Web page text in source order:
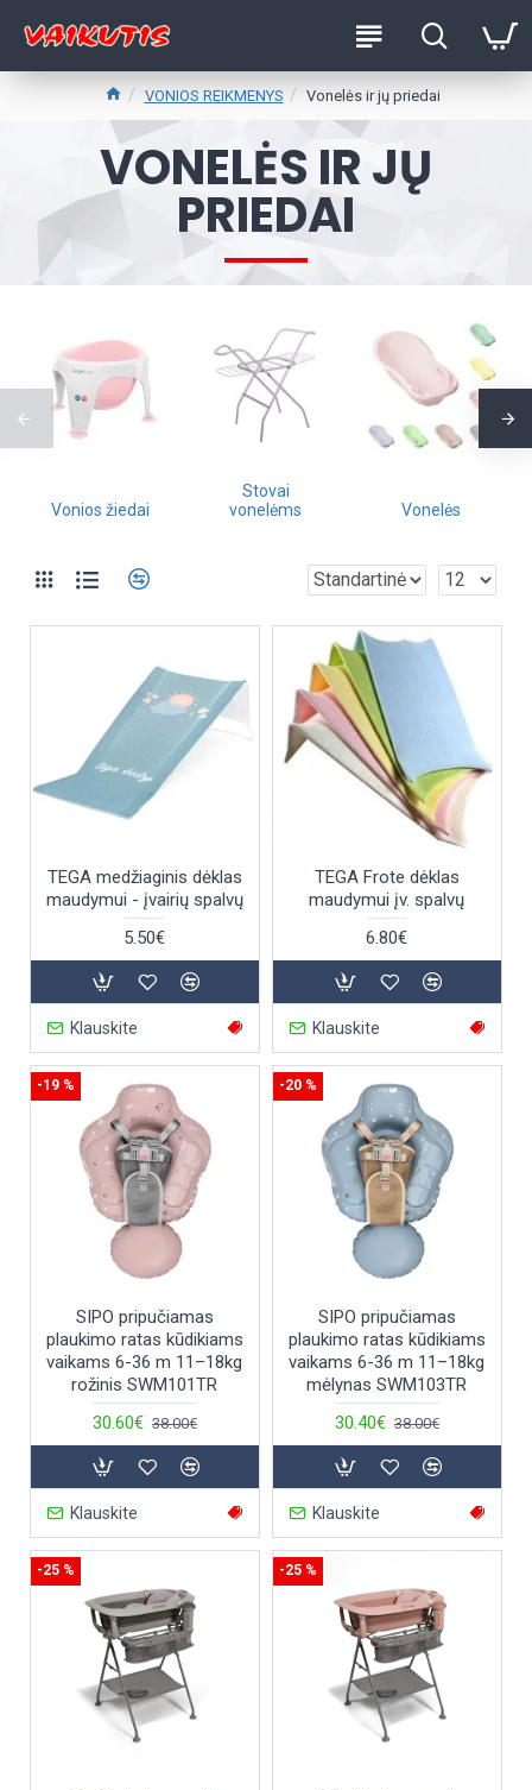
VONIOS REIKMENYS Vonelės ir jų priedai
VONELĖS IR JŲ
PRIEDAI
Vonios žiedai
Stovai
vonelėms
Vonelės
TEGA medžiaginis dėklas
maudymui - įvairių spalvų
5.50€
Klauskite
TEGA Frote dėklas
maudymui įv. spalvų
6.80€
Klauskite
-19 %
SIPO pripučiamas
plaukimo ratas kūdikiams
vaikams 6-36 m 11–18kg
rožinis SWM101TR
30.60€ 38.00€
Klauskite
-20 %
SIPO pripučiamas
plaukimo ratas kūdikiams
vaikams 6-36 m 11–18kg
mėlynas SWM103TR
30.40€ 38.00€
Klauskite
-25 % -25 %